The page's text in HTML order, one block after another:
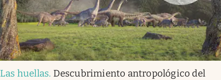
Las huellas. Descubrimiento antropológico del